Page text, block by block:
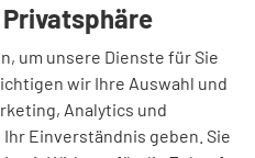
Lufteinlässe in Chromoptik
R 19 / nur in Verbindung mit
um unsere Dienste für Sie
wir Ihre Auswahl und
Analytics und
Einverständnis geben. Sie